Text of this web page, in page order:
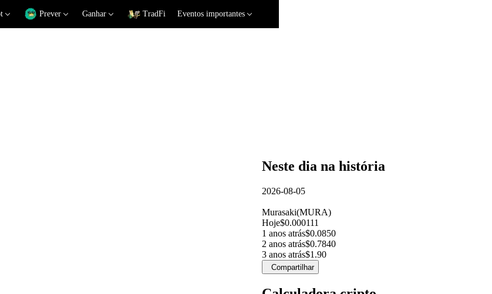
Prever Ganhar TradFi Eventos importantes
Neste dia na história
2026-08-05
Murasaki(MURA)
Hoje$0.000111
1 anos atrás$0.0850
2 anos atrás$0.7840
3 anos atrás$1.90
Compartilhar